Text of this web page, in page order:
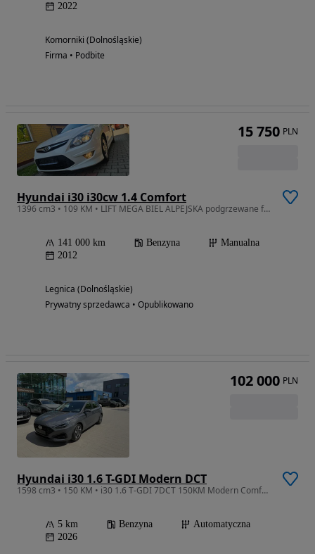
2022
Komorniki (Dolnośląskie)
Firma • Podbite
Hyundai i30 i30cw 1.4 Comfort
1396 cm3 • 109 KM • LIFT MEGA BIEL ALPEJSKA podgrzewane fotele 1.4i16V 109KM
141 000 km Benzyna
Manualna
2012
Legnica (Dolnośląskie)
Prywatny sprzedawca • Opublikowano
15 750 PLN
Hyundai i30 1.6 T-GDI Modern DCT
1598 cm3 • 150 KM • i30 1.6 T-GDI 7DCT 150KM Modern Comfort Ecotronic Gray Pearl
5 km Benzyna
Automatyczna
2026
102 000 PLN